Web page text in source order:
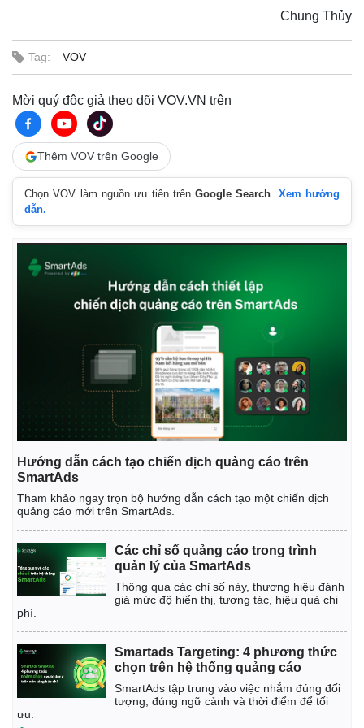
Chung Thủy
Tag: VOV
Mời quý độc giả theo dõi VOV.VN trên
Thêm VOV trên Google
Chọn VOV làm nguồn ưu tiên trênGoogle Search. Xem hướng
dẫn.
Hướng dẫn cách tạo chiến dịch quảng cáo trên
SmartAds
Tham khảo ngay trọn bộ hướng dẫn cách tạo một chiến dịch
quảng cáo mới trên SmartAds.
Các chỉ số quảng cáo trong trình
quản lý của SmartAds
Thông qua các chỉ số này, thương hiệu đánh
giá mức độ hiển thị, tương tác, hiệu quả chi
phí.
Smartads Targeting: 4 phương thức
chọn trên hệ thống quảng cáo
SmartAds tập trung vào việc nhắm đúng đối
tượng, đúng ngữ cảnh và thời điểm để tối
ưu.